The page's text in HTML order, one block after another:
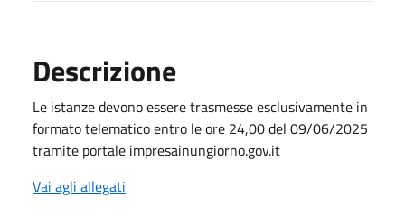
Descrizione
Le istanze devono essere trasmesse esclusivamente in
formato telematico entro le ore 24,00 del 09/06/2025
tramite portale impresainungiorno.gov.it
Vai agli allegati